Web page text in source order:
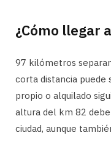
¿Cómo llegar
97 kilómetros
corta distancia
propio o alquilado
altura del km 82
ciudad, aunque